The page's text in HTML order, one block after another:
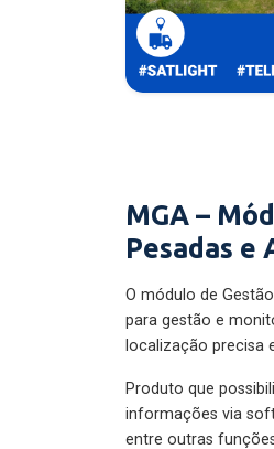
MGA –
Pesadas e
O módulo de
para gestão e
localização precisa
Produto que
informações via
entre outras funções.